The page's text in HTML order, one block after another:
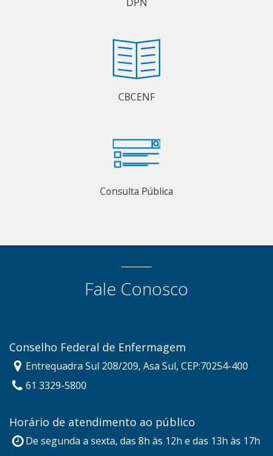
CBCENF
Consulta Pública
Fale Conosco
Conselho Federal de Enfermagem
Entrequadra Sul 208/209, Asa Sul, CEP:70254-400
61 3329-5800
Horário de atendimento ao público
De segunda a sexta, das 8h às 12h e das 13h às 17h